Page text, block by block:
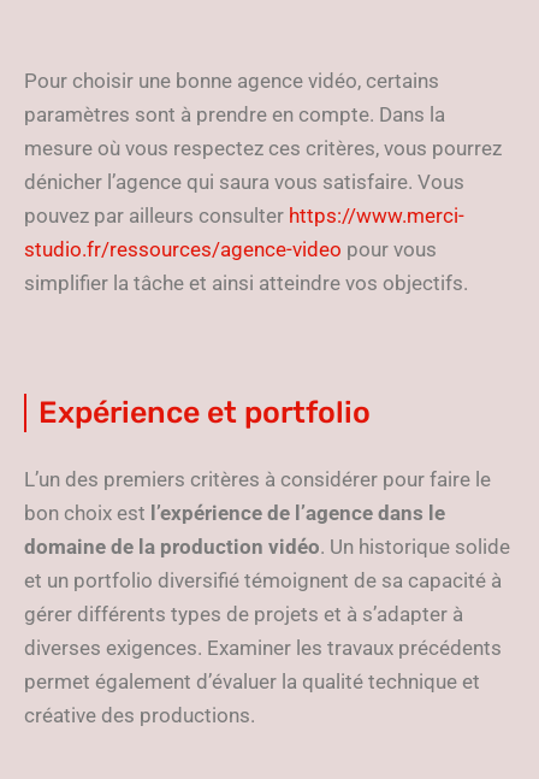
Pour choisir une bonne agence vidéo, certains
paramètres sont à prendre en compte. Dans la
mesure où vous respectez ces critères, vous pourrez
dénicher l’agence qui saura vous satisfaire. Vous
pouvez par ailleurs consulter https://www.merci-
studio.fr/ressources/agence-video pour vous
simplifier la tâche et ainsi atteindre vos objectifs.
Expérience et portfolio
L’un des premiers critères à considérer pour faire le
bon choix est l’expérience de l’agence dans le
domaine de la production vidéo. Un historique solide
et un portfolio diversifié témoignent de sa capacité à
gérer différents types de projets et à s’adapter à
diverses exigences. Examiner les travaux précédents
permet également d’évaluer la qualité technique et
créative des productions.